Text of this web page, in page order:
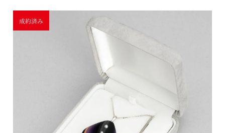
分野別検索
作家検索
株式会社ARTerrace
成約済み